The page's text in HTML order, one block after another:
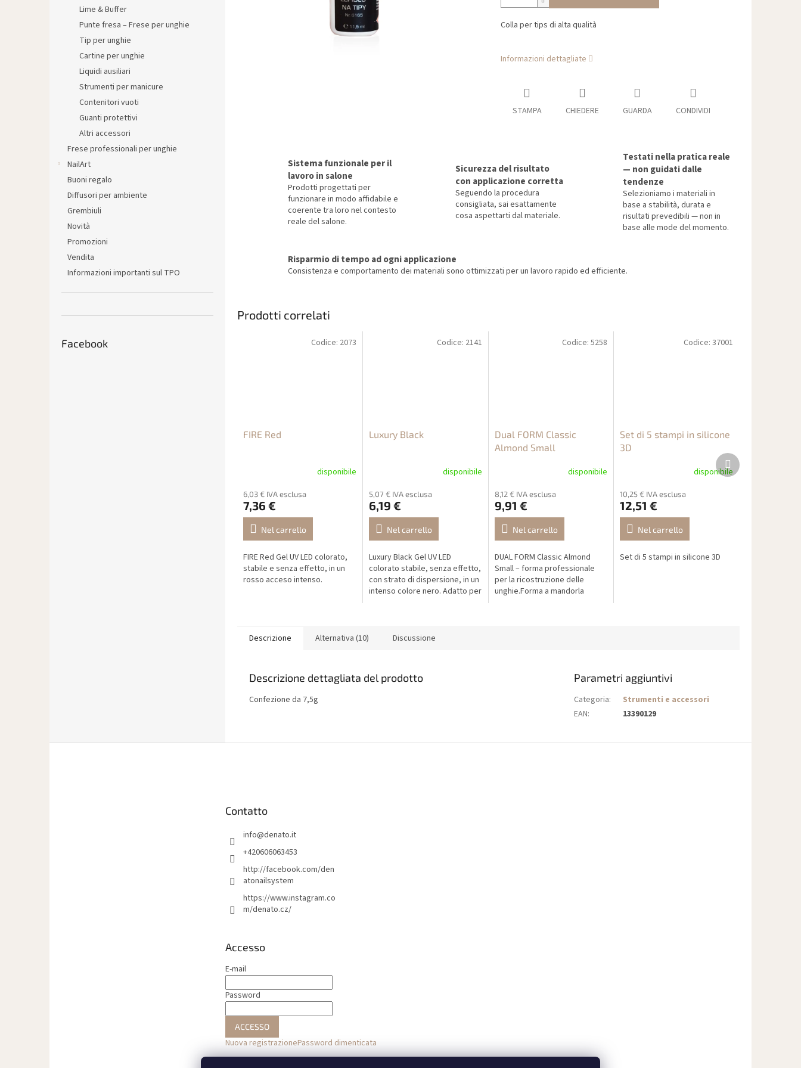
Lime & Buffer
Punte fresa – Frese per unghie
Tip per unghie
Cartine per unghie
Liquidi ausiliari
Strumenti per manicure
Contenitori vuoti
Guanti protettivi
Altri accessori
Frese professionali per unghie
NailArt
Buoni regalo
Diffusori per ambiente
Grembiuli
Novità
Promozioni
Vendita
Informazioni importanti sul TPO
Facebook
Colla per tips di alta qualità
Informazioni dettagliate
STAMPA CHIEDERE GUARDA CONDIVIDI
Sistema funzionale per il
lavoro in salone
Prodotti progettati per
funzionare in modo affidabile e
coerente tra loro nel contesto
reale del salone.
Sicurezza del risultato
con applicazione corretta
Seguendo la procedura
consigliata, sai esattamente
cosa aspettarti dal materiale.
Testati nella pratica reale
— non guidati dalle
tendenze
Selezioniamo i materiali in
base a stabilità, durata e
risultati prevedibili — non in
base alle mode del momento.
Risparmio di tempo ad ogni applicazione
Consistenza e comportamento dei materiali sono ottimizzati per un lavoro rapido ed efficiente.
Prodotti correlati
FIRE Red
disponibile
6,03 € IVA esclusa
7,36 €
Nel carrello
FIRE Red Gel UV LED colorato,
stabile e senza effetto, in un
rosso acceso intenso.
Codice: 2073
Luxury Black
disponibile
5,07 € IVA esclusa
6,19 €
Nel carrello
Luxury Black Gel UV LED
colorato stabile, senza effetto,
con strato di dispersione, in un
intenso colore nero. Adatto per
Codice: 2141
Dual FORM Classic
Almond Small
disponibile
8,12 € IVA esclusa
9,91 €
Nel carrello
DUAL FORM Classic Almond
Small – forma professionale
per la ricostruzione delle
unghie.Forma a mandorla
Codice:5258
Set di 5 stampi in silicone
3D
disponibile
10,25 € IVA esclusa
12,51 €
Nel carrello
Set di 5 stampi in silicone 3D
Codice: 37001
Prodotto
successivo
Descrizione Alternativa (10) Discussione
Descrizione dettagliata del prodotto
Confezione da 7,5g
Parametri aggiuntivi
Categoria:
Strumenti e accessori
EAN: 13390129
Contatto
info@denato.it
+420606063453
http://facebook.com/den
atonailsystem
https://www.instagram.co
m/denato.cz/
Accesso
E-mail
Password
ACCESSO
Nuova registrazionePassword dimenticata